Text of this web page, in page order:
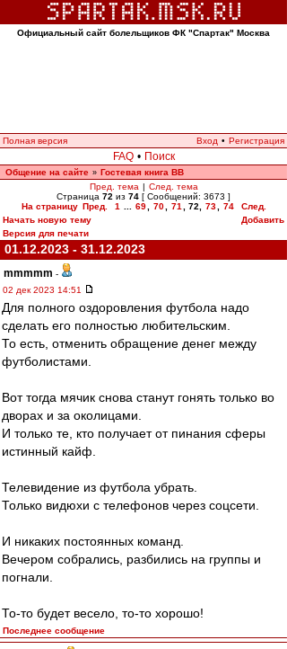
Официальный сайт болельщиков ФК "Спартак" Москва
Полная версия Вход • Регистрация
FAQ • Поиск
Общение на сайте » Гостевая книга ВВ
Пред. тема | След. тема
Страница 72 из 74 [ Сообщений: 3673 ]
На страницу Пред. 1 69 70 71 72 73 74
След.
Начать новую тему
Добавить
Версия для печати
01.12.2023 - 31.12.2023
mmmmm -
02 дек 2023 14:51
Для полного оздоровления футбола надо
сделать его полностью любительским.
То есть, отменить обращение денег между
футболистами.
Вот тогда мячик снова станут гонять только во
дворах и за околицами.
И только те, кто получает от пинания сферы
истинный кайф.
Телевидение из футбола убрать.
Только видюхи с телефонов через соцсети.
И никаких постоянных команд.
Вечером собрались, разбились на группы и
погнали.
То-то будет весело, то-то хорошо!
Последнее сообщение